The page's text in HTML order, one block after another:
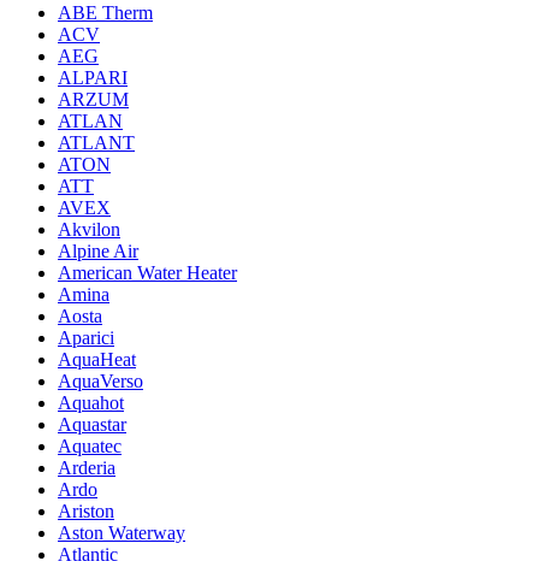
ABE Therm
ACV
AEG
ALPARI
ARZUM
ATLAN
ATLANT
ATON
ATT
AVEX
Akvilon
Alpine Air
American Water Heater
Amina
Aosta
Aparici
AquaHeat
AquaVerso
Aquahot
Aquastar
Aquatec
Arderia
Ardo
Ariston
Aston Waterway
Atlantic